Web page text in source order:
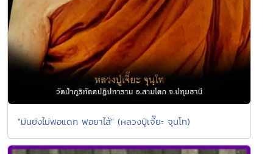
"มันยังไม่พอแดก พอยาไส้" (หลวงปู่เจี๊ยะ จุนโท)